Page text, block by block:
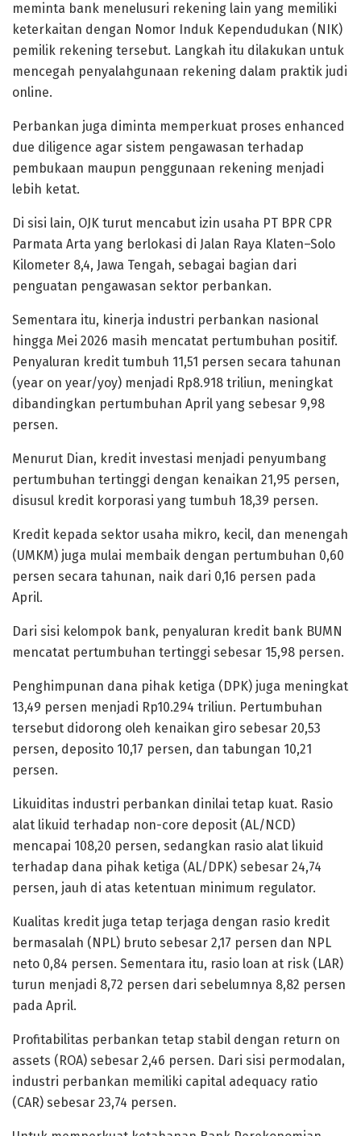
meminta bank menelusuri rekening lain yang memiliki
keterkaitan dengan Nomor Induk Kependudukan (NIK)
pemilik rekening tersebut. Langkah itu dilakukan untuk
mencegah penyalahgunaan rekening dalam praktik judi
online.
Perbankan juga diminta memperkuat proses enhanced
due diligence agar sistem pengawasan terhadap
pembukaan maupun penggunaan rekening menjadi
lebih ketat.
Di sisi lain, OJK turut mencabut izin usaha PT BPR CPR
Parmata Arta yang berlokasi di Jalan Raya Klaten–Solo
Kilometer 8,4, Jawa Tengah, sebagai bagian dari
penguatan pengawasan sektor perbankan.
Sementara itu, kinerja industri perbankan nasional
hingga Mei 2026 masih mencatat pertumbuhan positif.
Penyaluran kredit tumbuh 11,51 persen secara tahunan
(year on year/yoy) menjadi Rp8.918 triliun, meningkat
dibandingkan pertumbuhan April yang sebesar 9,98
persen.
Menurut Dian, kredit investasi menjadi penyumbang
pertumbuhan tertinggi dengan kenaikan 21,95 persen,
disusul kredit korporasi yang tumbuh 18,39 persen.
Kredit kepada sektor usaha mikro, kecil, dan menengah
(UMKM) juga mulai membaik dengan pertumbuhan 0,60
persen secara tahunan, naik dari 0,16 persen pada
April.
Dari sisi kelompok bank, penyaluran kredit bank BUMN
mencatat pertumbuhan tertinggi sebesar 15,98 persen.
Penghimpunan dana pihak ketiga (DPK) juga meningkat
13,49 persen menjadi Rp10.294 triliun. Pertumbuhan
tersebut didorong oleh kenaikan giro sebesar 20,53
persen, deposito 10,17 persen, dan tabungan 10,21
persen.
Likuiditas industri perbankan dinilai tetap kuat. Rasio
alat likuid terhadap non-core deposit (AL/NCD)
mencapai 108,20 persen, sedangkan rasio alat likuid
terhadap dana pihak ketiga (AL/DPK) sebesar 24,74
persen, jauh di atas ketentuan minimum regulator.
Kualitas kredit juga tetap terjaga dengan rasio kredit
bermasalah (NPL) bruto sebesar 2,17 persen dan NPL
neto 0,84 persen. Sementara itu, rasio loan at risk (LAR)
turun menjadi 8,72 persen dari sebelumnya 8,82 persen
pada April.
Profitabilitas perbankan tetap stabil dengan return on
assets (ROA) sebesar 2,46 persen. Dari sisi permodalan,
industri perbankan memiliki capital adequacy ratio
(CAR) sebesar 23,74 persen.